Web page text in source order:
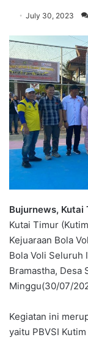
July 30, 2023
Bujurnews, Kutai
Kutai Timur
Kejuaraan Bola
Bola Voli Seluruh
Bramastha, Desa
Minggu(30/07/
Kegiatan ini
yaitu PBVSI